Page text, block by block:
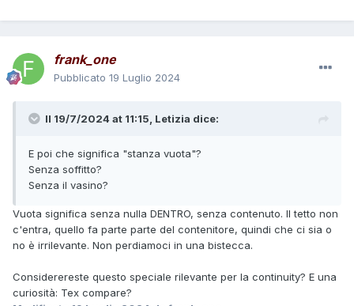
frank_one
Pubblicato 19 Luglio 2024
Il 19/7/2024 at 11:15, Letizia dice:
E poi che significa "stanza vuota"?
Senza soffitto?
Senza il vasino?
Vuota significa senza nulla DENTRO, senza contenuto. Il tetto non
c'entra, quello fa parte parte del contenitore, quindi che ci sia o
no è irrilevante. Non perdiamoci in una bistecca.
Considerereste questo speciale rilevante per la continuity? E una
curiosità: Tex compare?